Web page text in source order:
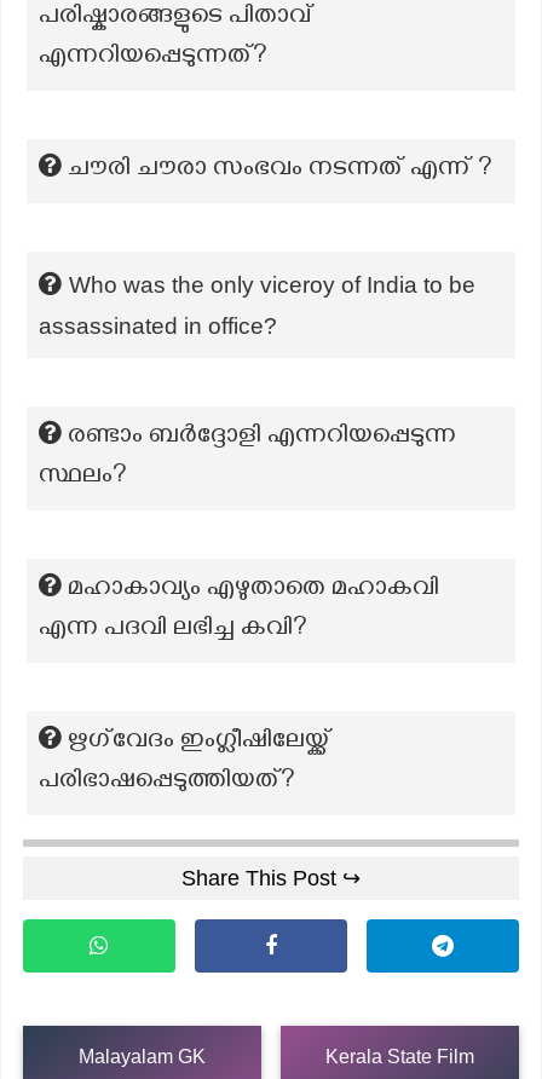
പരിഷ്കാരങ്ങളുടെ പിതാവ്
എന്നറിയപ്പെടുന്നത്?
ചൗരി ചൗരാ സംഭവം നടന്നത് എന്ന് ?
Who was the only viceroy of India to be
assassinated in office?
രണ്ടാം ബർദ്ദോളി എന്നറിയപ്പെടുന്ന
സ്ഥലം?
മഹാകാവ്യം എഴുതാതെ മഹാകവി
എന്ന പദവി ലഭിച്ച കവി?
ഋഗ്‌വേദം ഇംഗ്ലീഷിലേയ്ക്ക്
പരിഭാഷപ്പെടുത്തിയത്?
Share This Post ↪
Malayalam GK Kerala State Film